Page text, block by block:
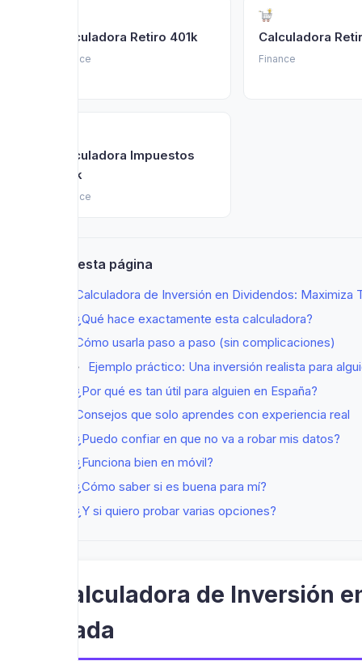
Calculadora Retiro 401k
Finance
Calculadora
Finance
Calculadora Impuestos
401k
Finance
En esta página
Calculadora de Inversión en Dividendos: Maximiza
¿Qué hace exactamente esta calculadora?
Cómo usarla paso a paso (sin complicaciones)
Ejemplo práctico: Una inversión realista para
¿Por qué es tan útil para alguien en España?
Consejos que solo aprendes con experiencia real
¿Puedo confiar en que no va a robar mis datos?
¿Funciona bien en móvil?
¿Cómo saber si es buena para mí?
¿Y si quiero probar varias opciones?
Calculadora de Inversión
Nada